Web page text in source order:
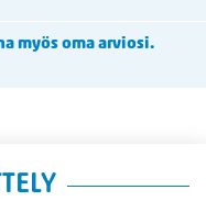
myös oma arviosi.